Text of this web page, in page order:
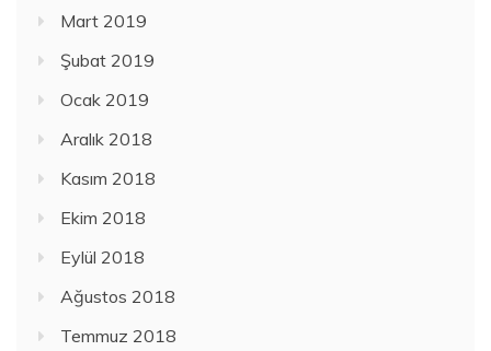
Mart 2019
Şubat 2019
Ocak 2019
Aralık 2018
Kasım 2018
Ekim 2018
Eylül 2018
Ağustos 2018
Temmuz 2018